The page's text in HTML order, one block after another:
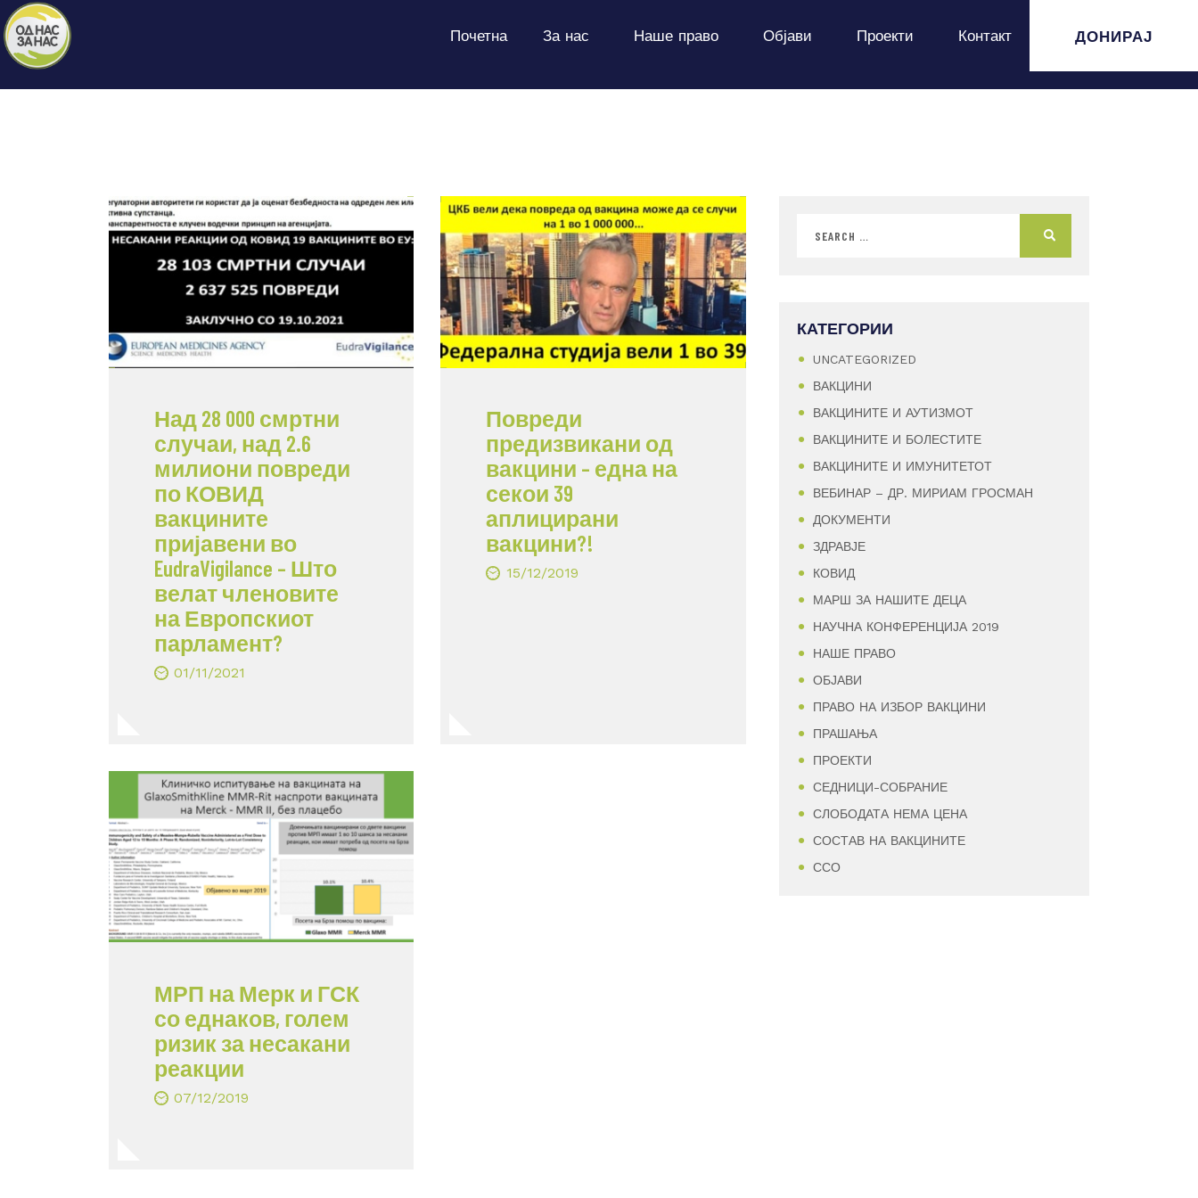
Почетна За нас Наше право Објави Проекти Контакт ДОНИРАЈ
ПОЧЕТНА
ПРОЕКТИ
КОНТАКТ
Над 28 000 смртни
случаи, над 2.6
милиони повреди
по КОВИД
вакцините
пријавени во
EudraVigilance – Што
велат членовите
на Европскиот
парламент?
01/11/2021
Повреди
предизвикани од
вакцини – една на
секои 39
аплицирани
вакцини?!
15/12/2019
МРП на Мерк и ГСК
со еднаков, голем
ризик за несакани
реакции
07/12/2019
КАТЕГОРИИ
UNCATEGORIZED
ВАКЦИНИ
ВАКЦИНИТЕ И АУТИЗМОТ
ВАКЦИНИТЕ И БОЛЕСТИТЕ
ВАКЦИНИТЕ И ИМУНИТЕТОТ
ВЕБИНАР – ДР. МИРИАМ ГРОСМАН
ДОКУМЕНТИ
ЗДРАВЈЕ
КОВИД
МАРШ ЗА НАШИТЕ ДЕЦА
НАУЧНА КОНФЕРЕНЦИЈА 2019
НАШЕ ПРАВО
ОБЈАВИ
ПРАВО НА ИЗБОР ВАКЦИНИ
ПРАШАЊА
ПРОЕКТИ
СЕДНИЦИ-СОБРАНИЕ
СЛОБОДАТА НЕМА ЦЕНА
СОСТАВ НА ВАКЦИНИТЕ
ССО